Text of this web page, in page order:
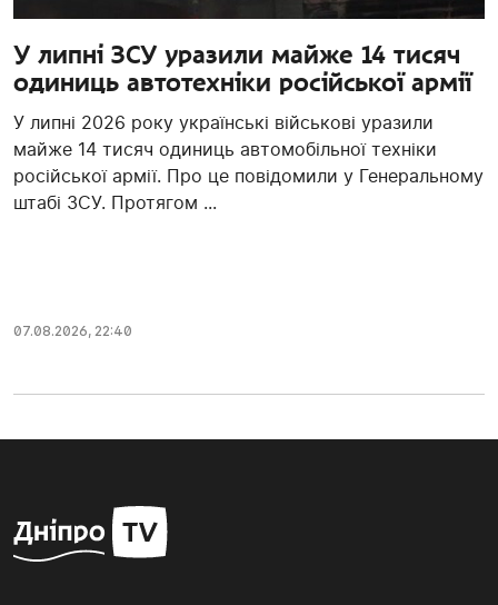
У липні ЗСУ уразили майже 14 тисяч
одиниць автотехніки російської армії
У липні 2026 року українські військові уразили
майже 14 тисяч одиниць автомобільної техніки
російської армії. Про це повідомили у Генеральному
штабі ЗСУ. Протягом ...
07.08.2026, 22:40